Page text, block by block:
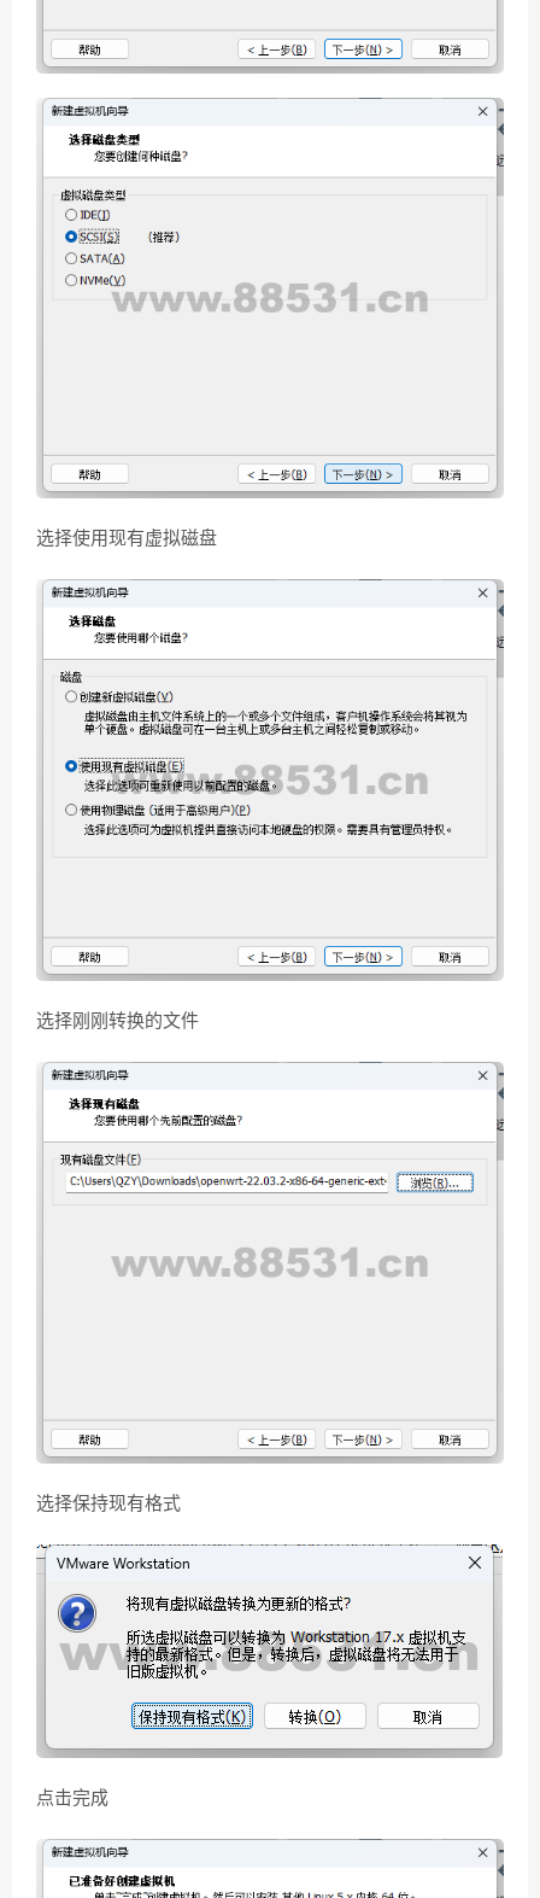
选择使用现有虚拟磁盘
选择刚刚转换的文件
选择保持现有格式
点击完成